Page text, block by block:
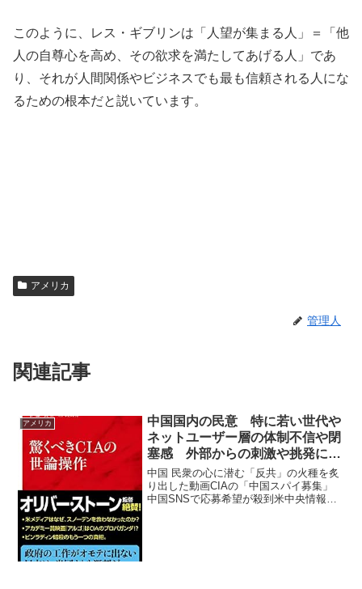
このように、レス・ギブリンは「人望が集まる人」＝「他
人の自尊心を高め、その欲求を満たしてあげる人」であ
り、それが人間関係やビジネスでも最も信頼される人にな
るための根本だと説いています。
アメリカ
管理人
関連記事
アメリカ
中国国内の民意 特に若い世代や
ネットユーザー層の体制不信や閉
塞感 外部からの刺激や挑発によ
って表面化する可能性
中国 民衆の心に潜む「反共」の火種を炙
り出した動画CIAの「中国スパイ募集」
中国SNSで応募希望が殺到米中央情報局